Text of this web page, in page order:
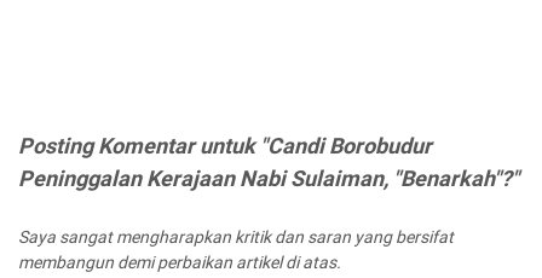
Posting Komentar untuk "Candi Borobudur
Peninggalan Kerajaan Nabi Sulaiman, "Benarkah"?"
Saya sangat mengharapkan kritik dan saran yang bersifat
membangun demi perbaikan artikel di atas.